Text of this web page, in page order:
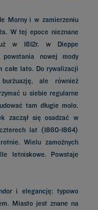
Morny i w zamierzeniu
W tej epoce nieznane
w 1812r. w Dieppe
nowej mody
całe lato. Do rywalizacji
ale również
u siebie regularne
tam długie molo.
zaczął się osadzać w
lat (1860-1864)
Wielu zamożnych
letniskowe. Powstaje
i elegancję: typowo
Miasto jest znane na